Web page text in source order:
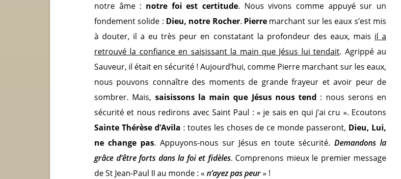
notre âme : notre foi est certitude. Nous vivons comme appuyé sur un
fondement solide : Dieu, notre Rocher. Pierre marchant sur les eaux s’est mis
à douter, il a eu très peur en constatant la profondeur des eaux, mais il a
retrouvé la confiance en saisissant la main que Jésus lui tendait. Agrippé au
Sauveur, il était en sécurité ! Aujourd’hui, comme Pierre marchant sur les eaux,
nous pouvons connaître des moments de grande frayeur et avoir peur de
sombrer. Mais, saisissons la main que Jésus nous tend : nous serons en
sécurité et nous redirons avec Saint Paul : « je sais en qui j’ai cru ». Ecoutons
Sainte Thérèse d’Avila : toutes les choses de ce monde passeront, Dieu, Lui,
ne change pas. Appuyons-nous sur Jésus en toute sécurité.Demandons la
grâce d’être forts dans la foi et fidèles. Comprenons mieux le premier message
de St Jean-Paul II au monde : « n’ayez pas peur» !